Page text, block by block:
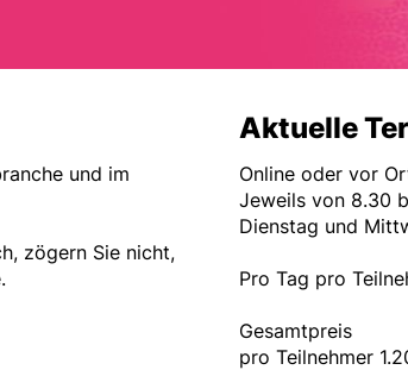
Aktuelle
und im
zögern Sie nicht,
Online oder vor
Jeweils von 8.30
Dienstag und
Pro Tag pro
Gesamtpreis
pro Teilnehmer